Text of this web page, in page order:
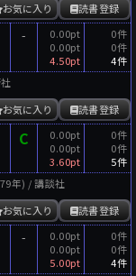
月
読書登録
お気に入り
-
0.00pt
0.00pt
4.50pt
0件
0件
4件
読書登録
お気に入り
C
0.00pt
0.00pt
3.60pt
0件
0件
5件
年) / 講談社
読書登録
お気に入り
-
0.00pt
0.00pt
5.00pt
0件
0件
4件